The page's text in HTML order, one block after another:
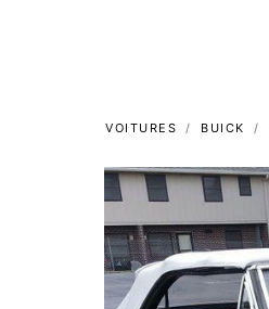
VOITURES BUICK